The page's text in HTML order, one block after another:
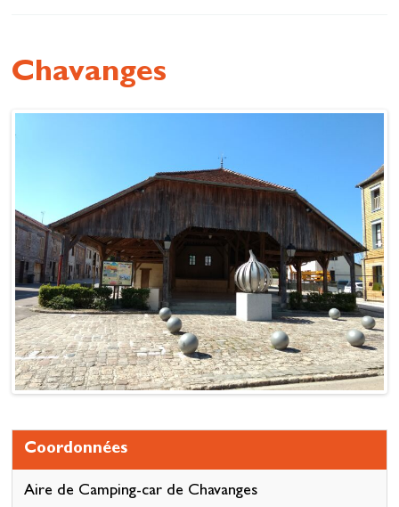
Chavanges
Coordonnées
Aire de Camping-car de Chavanges